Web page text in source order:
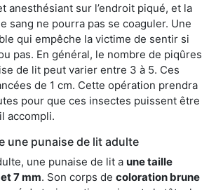
anesthésiant sur l’endroit piqué, et la
sang ne pourra pas se coaguler. Une
qui empêche la victime de sentir si
pas. En général, le nombre de piqûres
de lit peut varier entre 3 à 5. Ces
de 1 cm. Cette opération prendra
pour que ces insectes puissent être
accompli.
une punaise de lit adulte
une punaise de lit a une taille
7 mm. Son corps de coloration brune